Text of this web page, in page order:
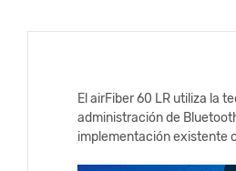
El airFiber 60 LR utiliza la
administración de
implementación existente